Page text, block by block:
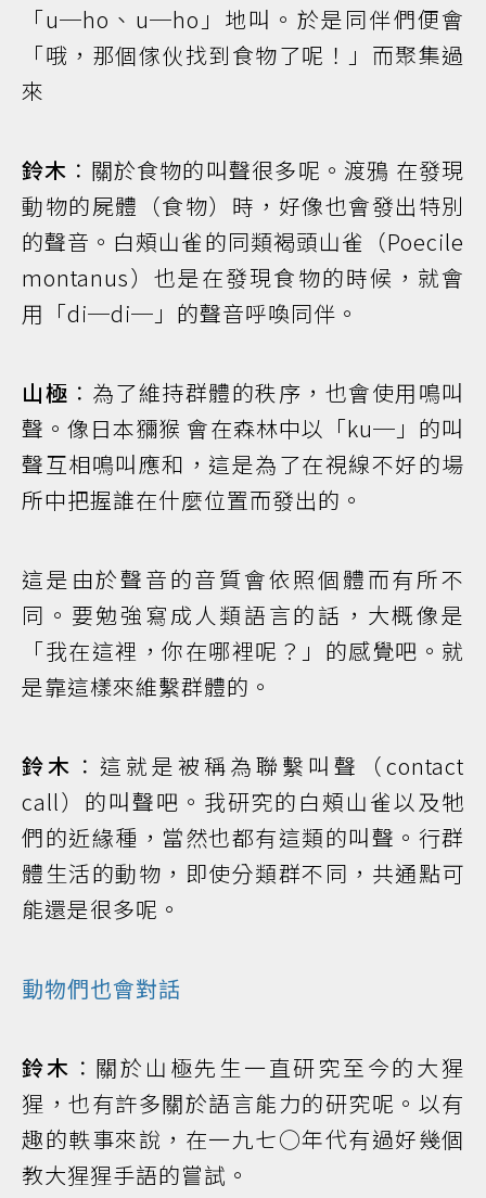
「u─ho、u─ho」地叫。於是同伴們便會
「哦，那個傢伙找到食物了呢！」而聚集過
來
鈴木 ：關於食物的叫聲很多呢。渡鴉 在發現
動物的屍體（食物）時，好像也會發出特別
的聲音。白頰山雀的同類褐頭山雀（Poecile
montanus）也是在發現食物的時候，就會
用「di─di─」的聲音呼喚同伴。
山極 ：為了維持群體的秩序，也會使用鳴叫
聲。像日本獼猴 會在森林中以「ku─」的叫
聲互相鳴叫應和，這是為了在視線不好的場
所中把握誰在什麼位置而發出的。
這是由於聲音的音質會依照個體而有所不
同。要勉強寫成人類語言的話，大概像是
「我在這裡，你在哪裡呢？」的感覺吧。就
是靠這樣來維繫群體的。
鈴木 ：這就是被稱為聯繫叫聲（contact
call）的叫聲吧。我研究的白頰山雀以及牠
們的近緣種，當然也都有這類的叫聲。行群
體生活的動物，即使分類群不同，共通點可
能還是很多呢。
動物們也會對話
鈴木 ：關於山極先生一直研究至今的大猩
猩，也有許多關於語言能力的研究呢。以有
趣的軼事來說，在一九七○年代有過好幾個
教大猩猩手語的嘗試。